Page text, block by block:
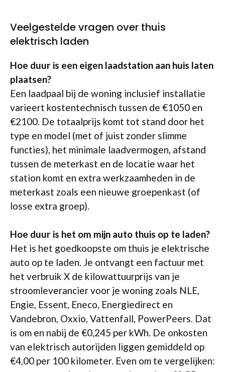
Veelgestelde vragen over thuis
elektrisch laden
Hoe duur is een eigen laadstation aan huis laten
plaatsen?
Een laadpaal bij de woning inclusief installatie
varieert kostentechnisch tussen de €1050 en
€2100. De totaalprijs komt tot stand door het
type en model (met of juist zonder slimme
functies), het minimale laadvermogen, afstand
tussen de meterkast en de locatie waar het
station komt en extra werkzaamheden in de
meterkast zoals een nieuwe groepenkast (of
losse extra groep).
Hoe duur is het om mijn auto thuis op te laden?
Het is het goedkoopste om thuis je elektrische
auto op te laden. Je ontvangt een factuur met
het verbruik X de kilowattuurprijs van je
stroomleverancier voor je woning zoals NLE,
Engie, Essent, Eneco, Energiedirect en
Vandebron, Oxxio, Vattenfall, PowerPeers. Dat
is om en nabij de €0,245 per kWh. De onkosten
van elektrisch autorijden liggen gemiddeld op
€4,00 per 100 kilometer. Even om te vergelijken: